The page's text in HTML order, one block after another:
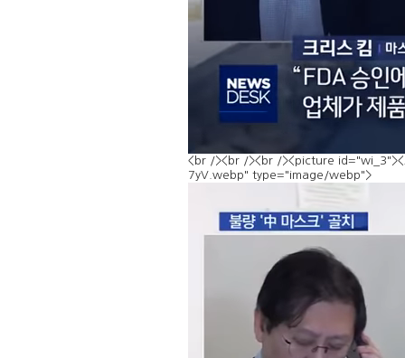
<br /><br /><br /><picture
7yV.webp" type="image/webp">